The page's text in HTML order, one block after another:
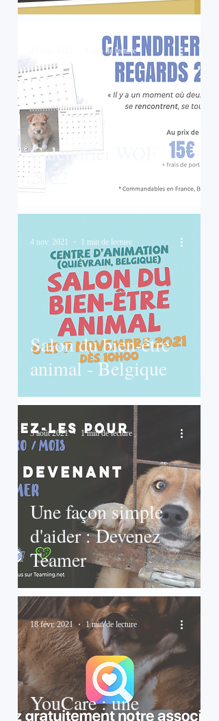
Calendrier WOF
2022
1 min de lecture
Salon du bien-être
animal - Belgique
4 nov. 2021 1 min de lecture
Une façon simple
d'aider : Devenez
Teamer
3 août 2021 1 min de lecture
YouCare : une
18 févr. 2021 1 min de lecture